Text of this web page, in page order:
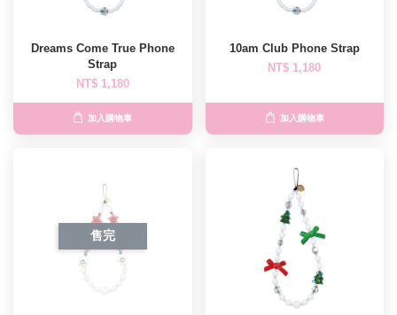
Dreams Come True Phone
Strap
NT$ 1,180
加入購物車
10am Club Phone Strap
NT$ 1,180
加入購物車
售完